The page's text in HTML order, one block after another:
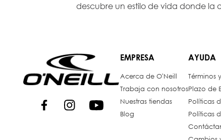
descubre un estilo de vida donde la
EMPRESA
Acerca de O'Neill
Trabaja con nosotros
Nuestras tiendas
Blog
AYUDA
Términos
Plazo de
Políticas
Políticas